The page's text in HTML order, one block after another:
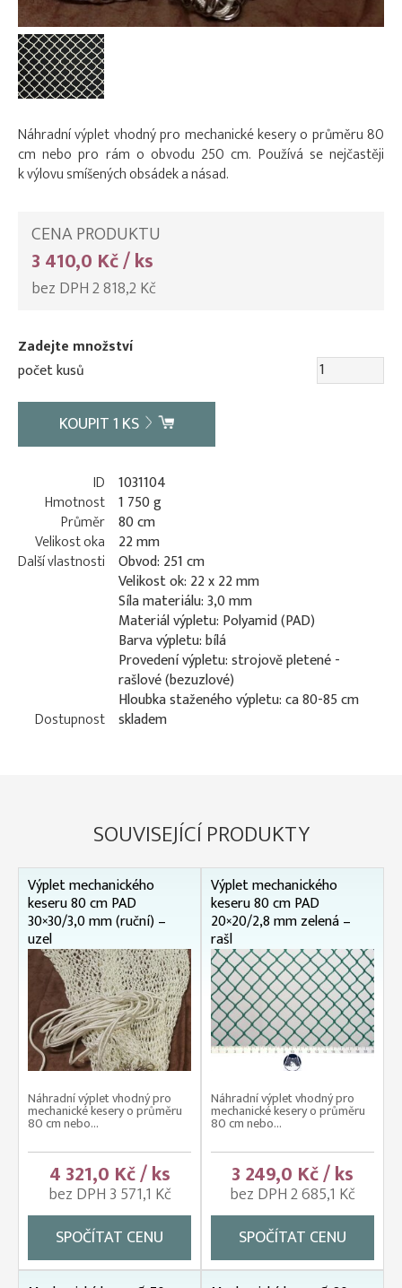
Náhradní výplet vhodný pro mechanické kesery o průměru 80
cm nebo pro rám o obvodu 250 cm. Používá se nejčastěji
k výlovu smíšených obsádek a násad.
CENA PRODUKTU
3 410,0 Kč / ks
bez DPH 2 818,2 Kč
Zadejte množství
počet kusů
KOUPIT1 KS
ID 1031104
Hmotnost 1 750 g
Průměr 80 cm
Velikost oka
22 mm
Další vlastnosti Obvod: 251 cm
Velikost ok: 22 x 22 mm
Síla materiálu: 3,0 mm
Materiál výpletu: Polyamid (PAD)
Barva výpletu: bílá
Provedení výpletu: strojově pletené -
rašlové (bezuzlové)
Hloubka staženého výpletu: ca 80-85 cm
Dostupnost skladem
SOUVISEJÍCÍ PRODUKTY
Výplet mechanického
keseru 80 cm PAD
30×30/3,0 mm (ruční) –
uzel
Náhradní výplet vhodný pro
mechanické kesery o průměru
80 cm nebo...
4 321,0 Kč / ks
bez DPH 3 571,1 Kč
SPOČÍTAT CENU
Výplet mechanického
keseru 80 cm PAD
20×20/2,8 mm zelená –
rašl
Náhradní výplet vhodný pro
mechanické kesery o průměru
80 cm nebo...
3 249,0 Kč / ks
bez DPH 2 685,1 Kč
SPOČÍTAT CENU